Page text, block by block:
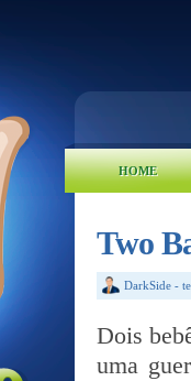
HOME
Two
DarkSide -
Dois
uma